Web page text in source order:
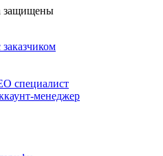
защищены
специалист
менеджер